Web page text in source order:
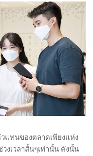
แทนของตลาดเพียงแห่ง
งเวลาสั้นๆเท่านั้น ดังนั้น